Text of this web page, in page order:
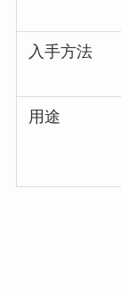
入手方法
用途